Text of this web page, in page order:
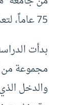
75 عاماً، لتعدّ تلك الدراسة الأطول على مر التاريخ.
مجموعة من
والدخل